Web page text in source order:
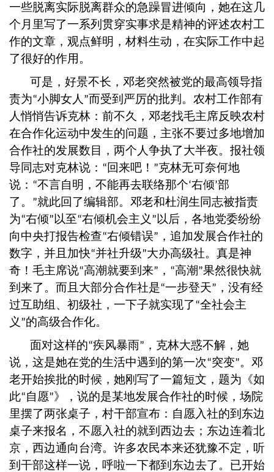
一些脱离实际脱离群众的急躁冒进倾向，她在这几
个月里写了一系列贯穿实事求是精神的评述农村工
作的文章，观点鲜明，材料生动，在实际工作中起
了很好的作用。
可是，好景不长，邓老突然被党的最高领导指
责为“小脚女人 ”而受到严厉的批判。农村工作部有
人悄悄告诉克林：前不久，邓老找毛主席反映农村
在合作化运动中发生的问题，主张不要过多地增加
合作社的发展数目，两个人争执了大半夜。报社领
导同志对克林说： “ 回来吧！ ”克林无可奈何地
说： “不言自明，不能再去联络那个‘右倾’部
了。
”就此回了编辑部。邓老和杜润生同志被指责
为“右倾” 以至“右倾机会主义 ” 以后，各地党委纷纷
向中央打报告检查“右倾错误” ，追加发展合作社的
数字，并且加快“并社升级”大办高级社。真是神
奇！毛主席说“高潮就要到来” ， “高潮”果然很快就
到来了。而且大部分合作社是“一步登天” ，没有经
过互助组、初级社，一下子就实现了 “全社会主
义 ”的高级合作化。
面对这样的“疾风暴雨” ，克林大惑不解，她
说，这是她在党的生活中遇到的第一次“突变”。邓
老开始挨批的时候，她刚写了一篇短文，题为《如
此“自愿”》，说的是某地发展合作社的时候，场院
里摆了两张桌子，村干部宣布：自愿入社的到东边
桌子来报名，不愿入社的就到西边去；东边连着北
京，西边通向台湾。许多农民本来还犹豫不定，听
到干部这样一说，呼啦一下都到东边去了。已开始